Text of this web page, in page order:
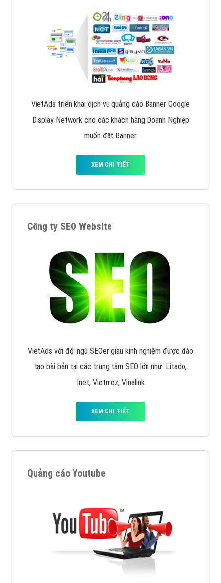
VietAds triển khai dịch vụ quảng cáo Banner Google
Display Network cho các khách hàng Doanh Nghiệp
muốn đặt Banner
XEM CHI TIẾT
Công ty SEO Website
VietAds với đội ngũ SEOer giàu kinh nghiệm được đào
tạo bài bản tại các trung tâm SEO lớn như: Litado,
Inet, Vietmoz, Vinalink
XEM CHI TIẾT
Quảng cáo Youtube